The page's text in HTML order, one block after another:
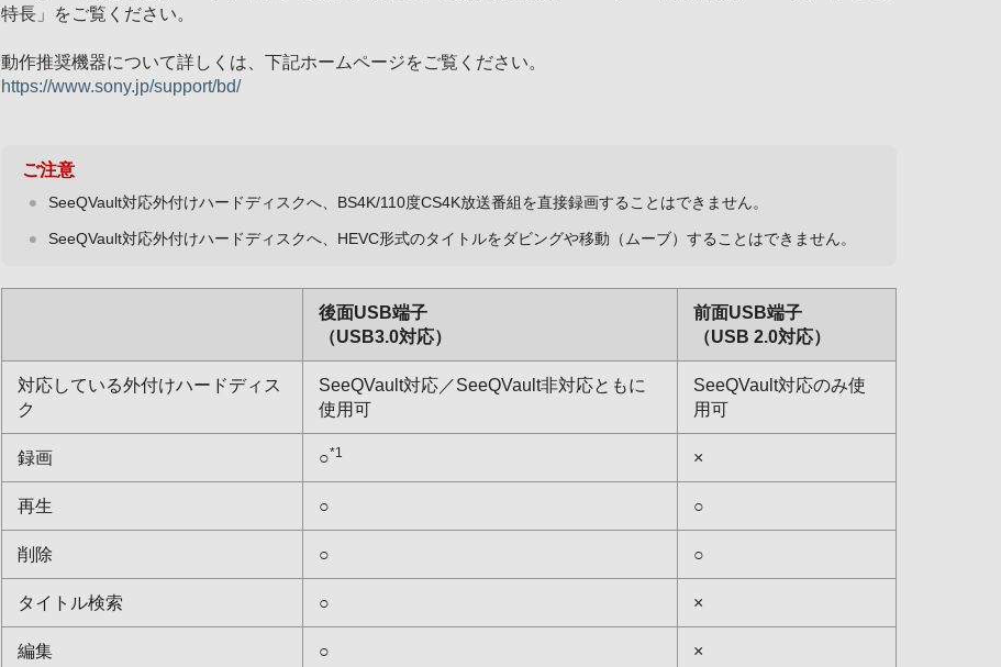
特長」をご覧ください。
動作推奨機器について詳しくは、下記ホームページをご覧ください。
https://www.sony.jp/support/bd/
ご注意
SeeQVault対応外付けハードディスクへ、BS4K/110度CS4K放送番組を直接録画することはできません。
SeeQVault対応外付けハードディスクへ、HEVC形式のタイトルをダビングや移動（ムーブ）することはできません。
後面USB端子
（USB3.0対応）
前面USB端子
（USB 2.0対応）
対応している外付けハードディス
ク
SeeQVault対応／SeeQVault非対応ともに
使用可
SeeQVault対応のみ使
用可
録画 ○*1 ×
再生 ○ ○
削除 ○ ○
タイトル検索 ○ ×
編集 ○ ×